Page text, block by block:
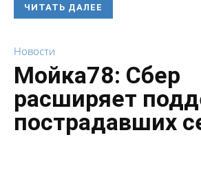
ЧИТАТЬ ДАЛЕЕ
Новости
Мойка78: Сбер
расширяет
пострадавших